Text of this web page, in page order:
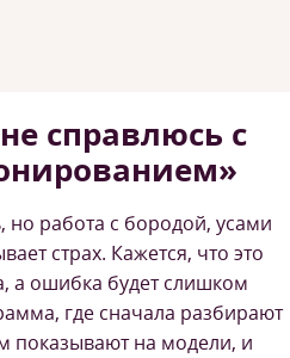
справлюсь с
но работа с бородой, усами
страх. Кажется, что это
а ошибка будет слишком
где сначала разбирают
показывают на модели, и